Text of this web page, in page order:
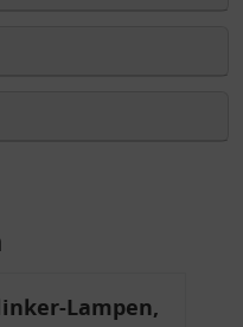
Lampen,